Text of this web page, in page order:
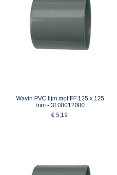
Wavin PVC lijm mof FF 125 x 125
mm - 3100012000
€ 5,19